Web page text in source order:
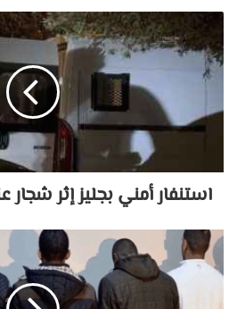
استنفار أمني بجليز إثر